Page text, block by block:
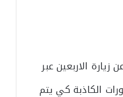
الاربعين عبر
الكاذبة كي يتم